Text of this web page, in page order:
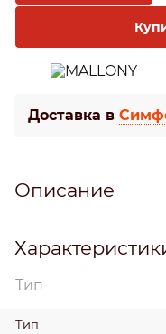
Доставка в
Описание
Тип
Тип